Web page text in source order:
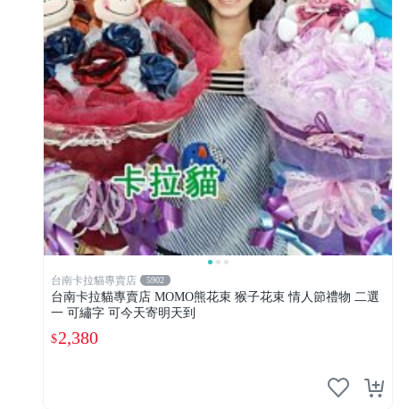
台南卡拉貓專賣店 5902
台南卡拉貓專賣店 MOMO熊花束 猴子花束 情人節禮物 二選
一 可繡字 可今天寄明天到
$2,380